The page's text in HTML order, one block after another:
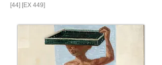
[44] [EX 449]